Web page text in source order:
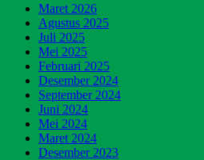
Maret 2026
Agustus 2025
Juli 2025
Mei 2025
Februari 2025
Desember 2024
September 2024
Juni 2024
Mei 2024
Maret 2024
Desember 2023